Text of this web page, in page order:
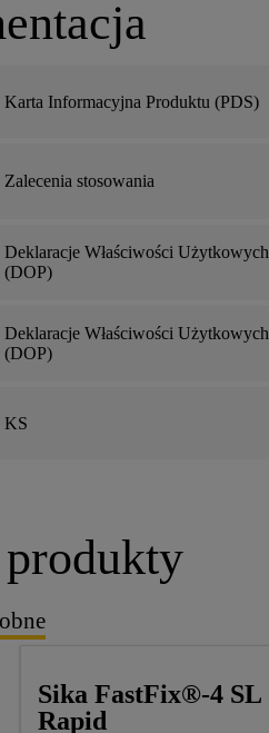
Karta Informacyjna Produktu (PDS)
Zalecenia stosowania
Deklaracje Właściwości Użytkowych
(DOP)
Deklaracje Właściwości Użytkowych
(DOP)
KS
Sika FastFix®-4 SL
Rapid